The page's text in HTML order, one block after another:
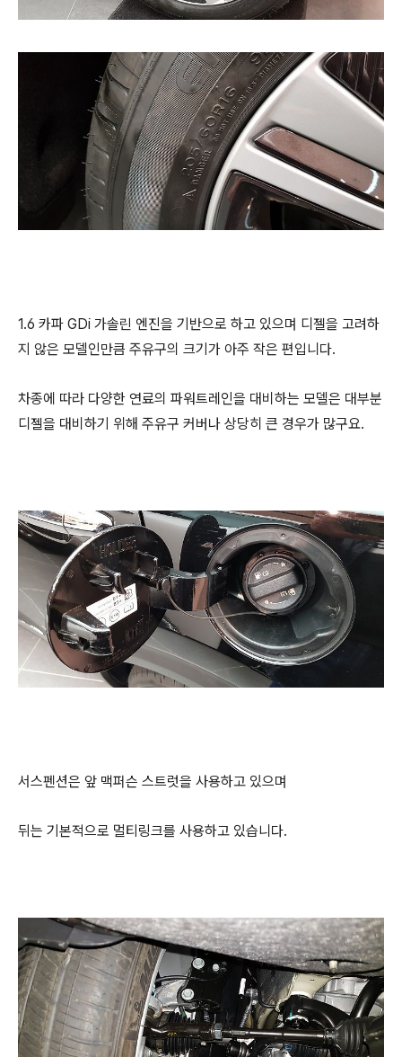
1.6 카파 GDi 가솔린 엔진을 기반으로 하고 있으며 디젤을 고려하
지 않은 모델인만큼 주유구의 크기가 아주 작은 편입니다.
차종에 따라 다양한 연료의 파워트레인을 대비하는 모델은 대부분
디젤을 대비하기 위해 주유구 커버나 상당히 큰 경우가 많구요.
서스펜션은 앞 맥퍼슨 스트럿을 사용하고 있으며
뒤는 기본적으로 멀티링크를 사용하고 있습니다.